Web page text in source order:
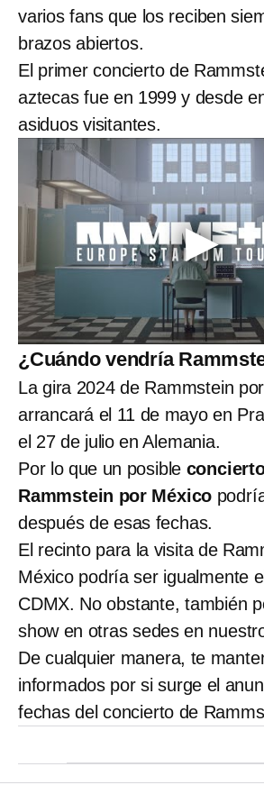
varios fans que los reciben
brazos abiertos.
El primer concierto de
aztecas fue en 1999 y desde
asiduos visitantes.
¿Cuándo vendría
La gira 2024 de Rammstein
arrancará el 11 de mayo en
el 27 de julio en Alemania.
Por lo que un posible
Rammstein por México
después de esas fechas.
El recinto para la visita de
México podría ser igualmente
CDMX. No obstante, también
show en otras sedes en
De cualquier manera, te
informados por si surge el
fechas del concierto de